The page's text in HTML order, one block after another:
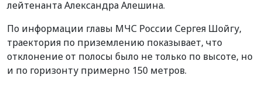
лейтенанта Александра Алешина.
По информации главы МЧС России Сергея Шойгу,
траектория по приземлению показывает, что
отклонение от полосы было не только по высоте, но
и по горизонту примерно 150 метров.